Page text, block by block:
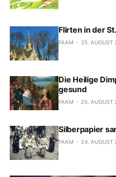
Flirten in der
FAAM 25. AUGUST
Die Heilige
gesund
FAAM 25. AUGUST
Silberpapier
FAAM 24. AUGUST